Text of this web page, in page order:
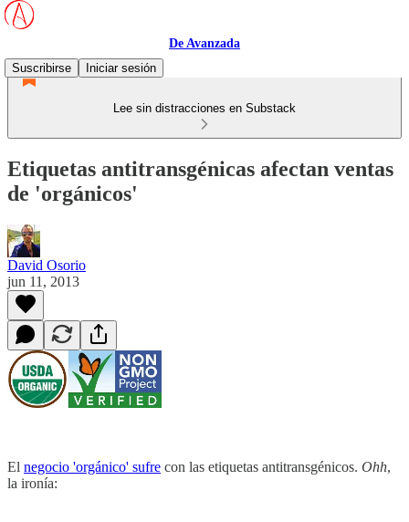
De Avanzada
Suscribirse
Iniciar sesión
Lee sin distracciones en Substack
Etiquetas antitransgénicas afectan ventas
de 'orgánicos'
David Osorio
jun 11, 2013
El negocio 'orgánico' sufre con las etiquetas antitransgénicos. Ohh,
la ironía: